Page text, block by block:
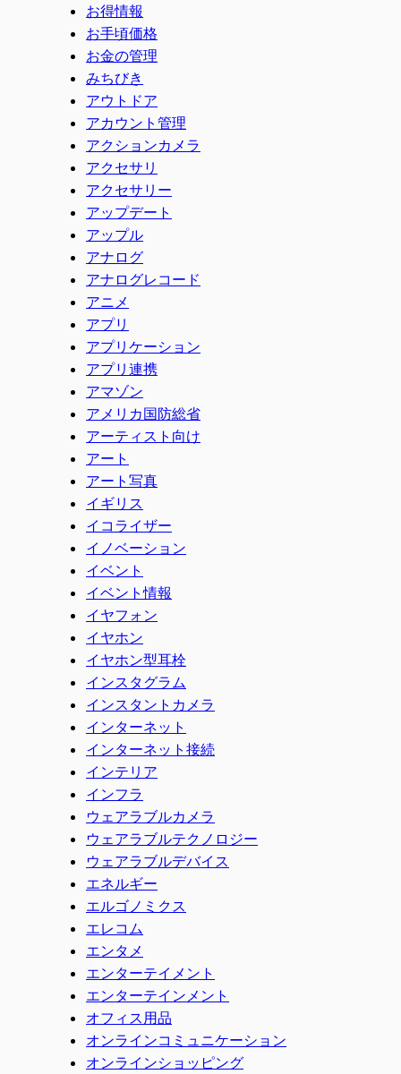
お得情報
お手頃価格
お金の管理
みちびき
アウトドア
アカウント管理
アクションカメラ
アクセサリ
アクセサリー
アップデート
アップル
アナログ
アナログレコード
アニメ
アプリ
アプリケーション
アプリ連携
アマゾン
アメリカ国防総省
アーティスト向け
アート
アート写真
イギリス
イコライザー
イノベーション
イベント
イベント情報
イヤフォン
イヤホン
イヤホン型耳栓
インスタグラム
インスタントカメラ
インターネット
インターネット接続
インテリア
インフラ
ウェアラブルカメラ
ウェアラブルテクノロジー
ウェアラブルデバイス
エネルギー
エルゴノミクス
エレコム
エンタメ
エンターテイメント
エンターテインメント
オフィス用品
オンラインコミュニケーション
オンラインショッピング